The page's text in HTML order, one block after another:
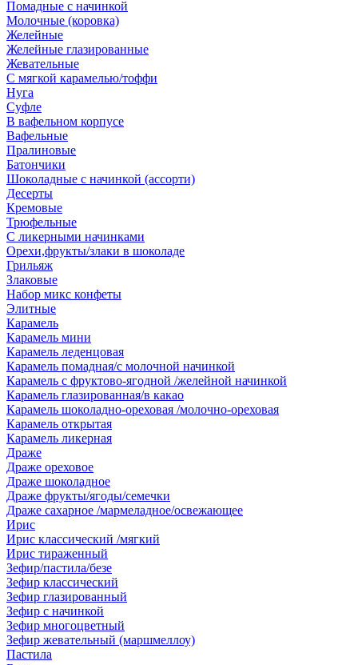
Помадные с начинкой
Молочные (коровка)
Желейные
Желейные глазированные
Жевательные
С мягкой карамелью/тоффи
Нуга
Суфле
В вафельном корпусе
Вафельные
Пралиновые
Батончики
Шоколадные с начинкой (ассорти)
Десерты
Кремовые
Трюфельные
С ликерными начинками
Орехи,фрукты/злаки в шоколаде
Грильяж
Злаковые
Набор микс конфеты
Элитные
Карамель
Карамель мини
Карамель леденцовая
Карамель помадная/с молочной начинкой
Карамель с фруктово-ягодной /желейной начинкой
Карамель глазированная/в какао
Карамель шоколадно-ореховая /молочно-ореховая
Карамель открытая
Карамель ликерная
Драже
Драже ореховое
Драже шоколадное
Драже фрукты/ягоды/семечки
Драже сахарное /мармеладное/освежающее
Ирис
Ирис классический /мягкий
Ирис тираженный
Зефир/пастила/безе
Зефир классический
Зефир глазированный
Зефир с начинкой
Зефир многоцветный
Зефир жевательный (маршмеллоу)
Пастила